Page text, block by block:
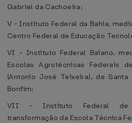
Gabriel da Cachoeira;
V - Instituto Federal da Bahia,
Centro Federal de Educação
VI - Instituto Federal Baiano,
Escolas Agrotécnicas Federais
(Antonio José Teixeira), de
Bonfim;
VII - Instituto Federal de
transformação da Escola Técnica